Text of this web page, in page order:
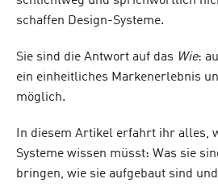
schaffen Design-Systeme.
Sie sind die Antwort auf das Wie:
ein einheitliches Markenerlebnis
möglich.
In diesem Artikel erfahrt ihr alles,
Systeme wissen müsst: Was sie
bringen, wie sie aufgebaut sind